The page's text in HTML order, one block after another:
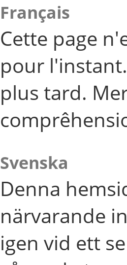
Français
Cette page
pour
plus tard.
Svenska
Denna
närvarande
igen vid ett